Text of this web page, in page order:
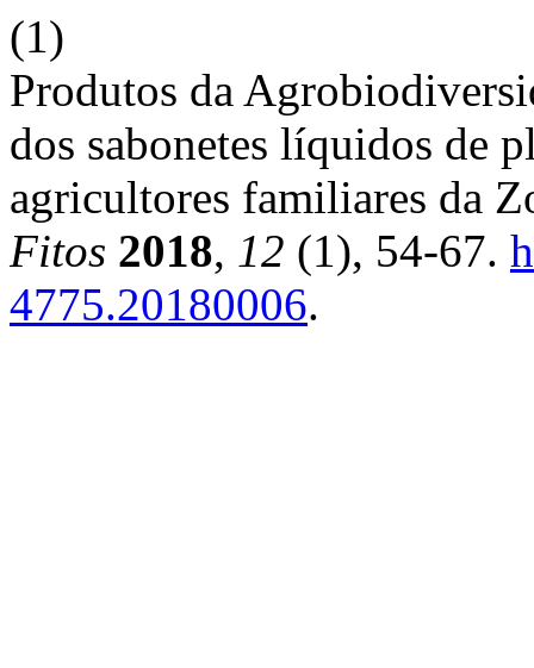
(1)
Produtos da
dos sabonetes líquidos de
agricultores familiares da
Fitos 2018, 12 (1), 54-67.
4775.20180006.